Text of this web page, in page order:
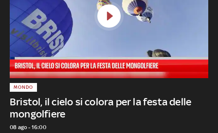
Bristol, il cielo si colora per la festa delle
mongolfiere
MONDO
08 ago - 16:00